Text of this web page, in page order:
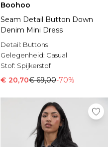
Boohoo
Seam Detail Button Down
Denim Mini Dress
Detail: Buttons
Gelegenheid: Casual
Stof: Spijkerstof
€ 20,70€ 69,00-70%